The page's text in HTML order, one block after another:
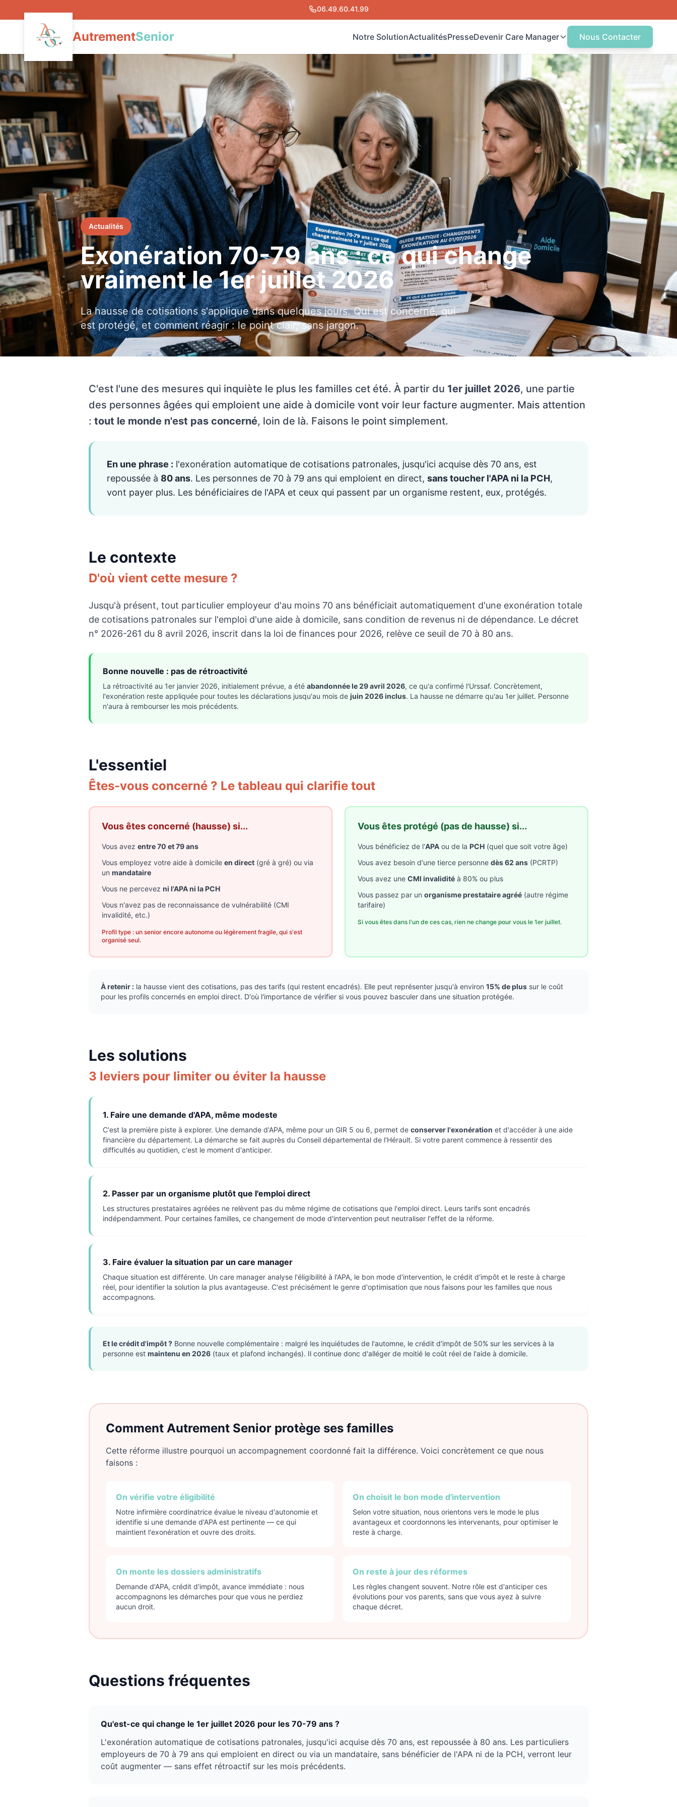
06.49.60.41.99
AutrementSenior Notre SolutionActualitésPresseDevenir Care Manager
Lancez votre agence de Care
Notre centre de formation
Formez-vous au métier de Care
Nous Contacter
Actualités
Exonération 70-79 ans : ce qui change
vraiment le 1er juillet 2026
La hausse de cotisations s'applique dans quelques jours. Qui est concerné, qui
est protégé, et comment réagir : le point clair, sans jargon.
C'est l'une des mesures qui inquiète le plus les familles cet été. À partir du 1er juillet 2026, une partie
des personnes âgées qui emploient une aide à domicile vont voir leur facture augmenter. Mais attention
: tout le monde n'est pas concerné, loin de là. Faisons le point simplement.
En une phrase : l'exonération automatique de cotisations patronales, jusqu'ici acquise dès 70 ans, est
repoussée à 80 ans. Les personnes de 70 à 79 ans qui emploient en direct, sans toucher l'APA ni la PCH,
vont payer plus. Les bénéficiaires de l'APA et ceux qui passent par un organisme restent, eux, protégés.
Le contexte
D'où vient cette mesure ?
Jusqu'à présent, tout particulier employeur d'au moins 70 ans bénéficiait automatiquement d'une exonération totale
de cotisations patronales sur l'emploi d'une aide à domicile, sans condition de revenus ni de dépendance. Le décret
n° 2026-261 du 8 avril 2026, inscrit dans la loi de finances pour 2026, relève ce seuil de 70 à 80 ans.
Bonne nouvelle : pas de rétroactivité
La rétroactivité au 1er janvier 2026, initialement prévue, a été abandonnée le 29 avril 2026, ce qu'a confirmé l'Urssaf. Concrètement,
l'exonération reste appliquée pour toutes les déclarations jusqu'au mois de juin 2026 inclus. La hausse ne démarre qu'au 1er juillet. Personne
n'aura à rembourser les mois précédents.
L'essentiel
Êtes-vous concerné ? Le tableau qui clarifie tout
Vous êtes concerné (hausse) si...
Vous avez entre 70 et 79 ans
Vous employez votre aide à domicile en direct (gré à gré) ou via
un mandataire
Vous ne percevez ni l'APA ni la PCH
Vous n'avez pas de reconnaissance de vulnérabilité (CMI
invalidité, etc.)
Profil type : un senior encore autonome ou légèrement fragile, qui s'est
organisé seul.
Vous êtes protégé (pas de hausse) si...
Vous bénéficiez de l'APA ou de la PCH (quel que soit votre âge)
Vous avez besoin d'une tierce personne dès 62 ans (PCRTP)
Vous avez une CMI invalidité à 80% ou plus
Vous passez par un organisme prestataire agréé (autre régime
tarifaire)
Si vous êtes dans l'un de ces cas, rien ne change pour vous le 1er juillet.
À retenir : la hausse vient des cotisations, pas des tarifs (qui restent encadrés). Elle peut représenter jusqu'à environ 15% de plus sur le coût
pour les profils concernés en emploi direct. D'où l'importance de vérifier si vous pouvez basculer dans une situation protégée.
Les solutions
3 leviers pour limiter ou éviter la hausse
1. Faire une demande d'APA, même modeste
C'est la première piste à explorer. Une demande d'APA, même pour un GIR 5 ou 6, permet de conserver l'exonération et d'accéder à une aide
financière du département. La démarche se fait auprès du Conseil départemental de l'Hérault. Si votre parent commence à ressentir des
difficultés au quotidien, c'est le moment d'anticiper.
2. Passer par un organisme plutôt que l'emploi direct
Les structures prestataires agréées ne relèvent pas du même régime de cotisations que l'emploi direct. Leurs tarifs sont encadrés
indépendamment. Pour certaines familles, ce changement de mode d'intervention peut neutraliser l'effet de la réforme.
3. Faire évaluer la situation par un care manager
Chaque situation est différente. Un care manager analyse l'éligibilité à l'APA, le bon mode d'intervention, le crédit d'impôt et le reste à charge
réel, pour identifier la solution la plus avantageuse. C'est précisément le genre d'optimisation que nous faisons pour les familles que nous
accompagnons.
Et le crédit d'impôt ? Bonne nouvelle complémentaire : malgré les inquiétudes de l'automne, le crédit d'impôt de 50% sur les services à la
personne est maintenu en 2026 (taux et plafond inchangés). Il continue donc d'alléger de moitié le coût réel de l'aide à domicile.
Comment Autrement Senior protège ses familles
Cette réforme illustre pourquoi un accompagnement coordonné fait la différence. Voici concrètement ce que nous
faisons :
On vérifie votre éligibilité
Notre infirmière coordinatrice évalue le niveau d'autonomie et
identifie si une demande d'APA est pertinente — ce qui
maintient l'exonération et ouvre des droits.
On choisit le bon mode d'intervention
Selon votre situation, nous orientons vers le mode le plus
avantageux et coordonnons les intervenants, pour optimiser le
reste à charge.
On monte les dossiers administratifs
Demande d'APA, crédit d'impôt, avance immédiate : nous
accompagnons les démarches pour que vous ne perdiez
aucun droit.
On reste à jour des réformes
Les règles changent souvent. Notre rôle est d'anticiper ces
évolutions pour vos parents, sans que vous ayez à suivre
chaque décret.
Questions fréquentes
Qu'est-ce qui change le 1er juillet 2026 pour les 70-79 ans ?
L'exonération automatique de cotisations patronales, jusqu'ici acquise dès 70 ans, est repoussée à 80 ans. Les particuliers
employeurs de 70 à 79 ans qui emploient en direct ou via un mandataire, sans bénéficier de l'APA ni de la PCH, verront leur
coût augmenter — sans effet rétroactif sur les mois précédents.